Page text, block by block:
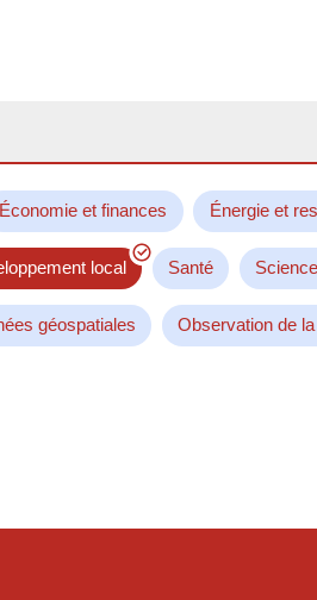
Économie et finances Énergie et
local Santé
géospatiales Observation de